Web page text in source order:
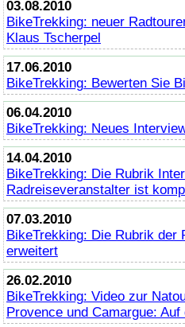
03.08.2010
BikeTrekking: neuer
Klaus Tscherpel
17.06.2010
BikeTrekking: Bewerten Sie
06.04.2010
BikeTrekking: Neues
14.04.2010
BikeTrekking: Die Rubrik
Radreiseveranstalter ist
07.03.2010
BikeTrekking: Die Rubrik der
erweitert
26.02.2010
BikeTrekking: Video zur
Provence und Camargue: